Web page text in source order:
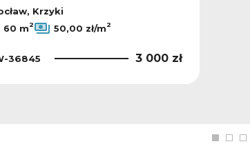
Krzyki
60 m2 50,00 zł/m2
36845 3 000 zł